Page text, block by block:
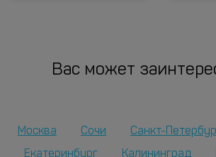
Вас может
Москва Сочи Санкт-
Екатеринбург
Калининград